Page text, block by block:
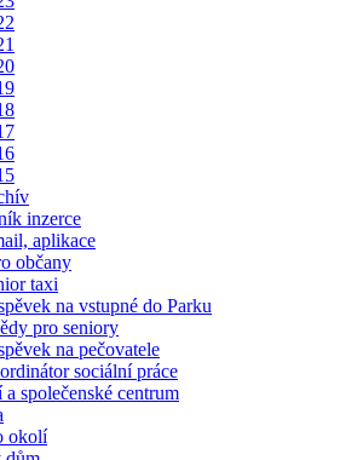
inzerce
aplikace
občany
taxi
na vstupné do Parku
pro seniory
na pečovatele
sociální práce
a společenské centrum
okolí